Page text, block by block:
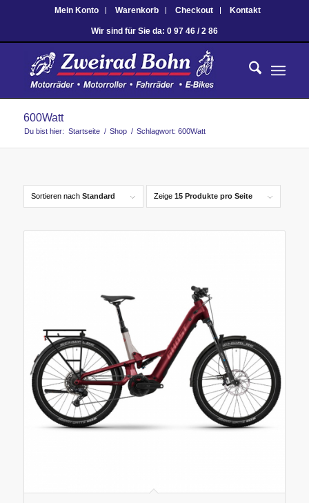
Mein Konto Warenkorb Checkout Kontakt
Wir sind für Sie da: 0 97 46 / 2 86
600Watt
Du bist hier: Startseite / Shop / Schlagwort: 600Watt
Sortieren nach Standard Zeige 15 Produkte pro Seite